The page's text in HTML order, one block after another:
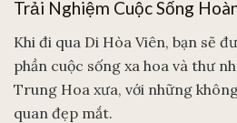
Trải Nghiệm Cuộc Sống
Khi đi qua Di Hòa Viên, bạn sẽ
phần cuộc sống xa hoa và thư
Trung Hoa xưa, với những
quan đẹp mắt.